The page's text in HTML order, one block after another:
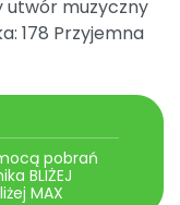
utwór muzyczny
178 Przyjemna
pobrań
BLIŻEJ
MAX